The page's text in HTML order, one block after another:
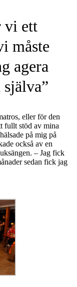
vi ett
måste
agera
eller för den
fullt stöd av mina
på mig på
också av en
– Jag fick
sedan fick jag